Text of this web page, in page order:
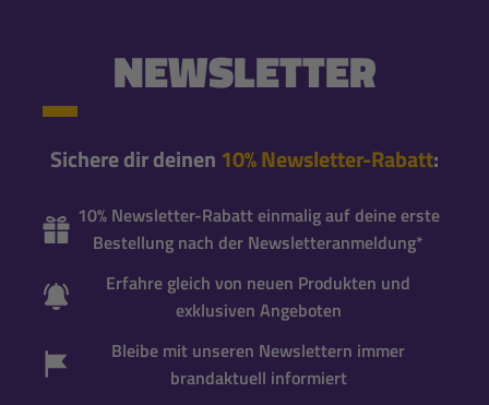
NEWSLETTER
Sichere dir deinen 10% Newsletter-Rabatt:
10% Newsletter-Rabatt einmalig auf deine erste
Bestellung nach der Newsletteranmeldung*
Erfahre gleich von neuen Produkten und
exklusiven Angeboten
Bleibe mit unseren Newslettern immer
brandaktuell informiert